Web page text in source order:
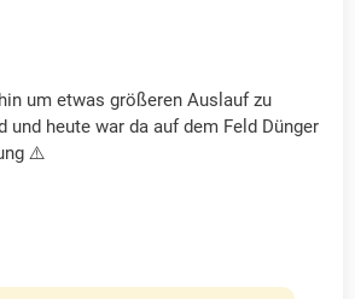
um etwas größeren Auslauf zu
und heute war da auf dem Feld Dünger
⚠️